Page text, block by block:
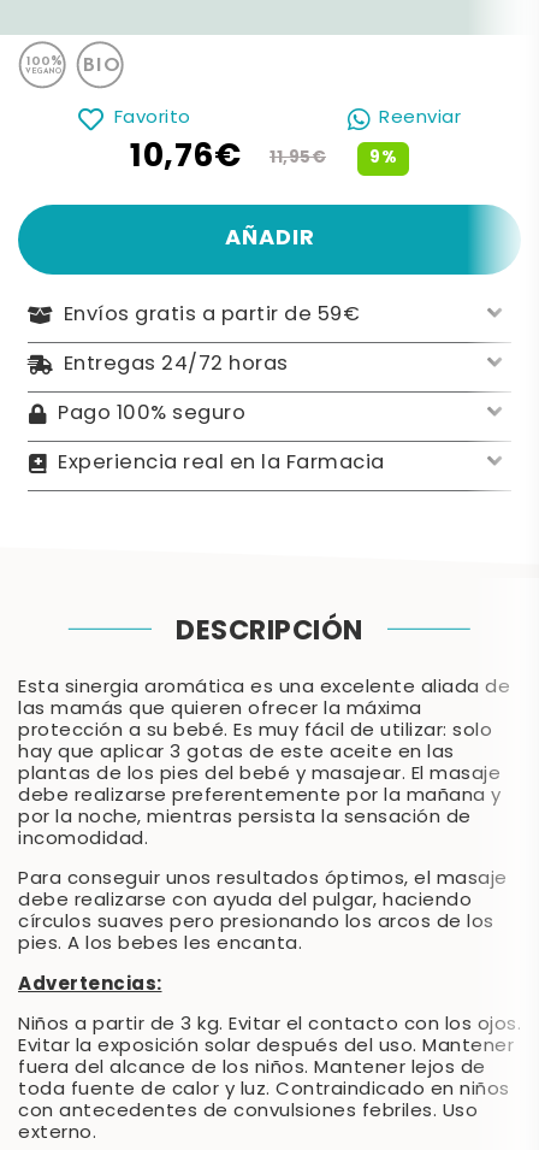
Favorito Reenviar
9%
10,76€ 11,95€
AÑADIR
Envíos gratis a partir de 59€
Entregas 24/72 horas
Pago 100% seguro
Experiencia real en la Farmacia
DESCRIPCIÓN
Esta sinergia aromática es una excelente aliada de
las mamás que quieren ofrecer la máxima
protección a su bebé. Es muy fácil de utilizar: solo
hay que aplicar 3 gotas de este aceite en las
plantas de los pies del bebé y masajear. El masaje
debe realizarse preferentemente por la mañana y
por la noche, mientras persista la sensación de
incomodidad.
Para conseguir unos resultados óptimos, el masaje
debe realizarse con ayuda del pulgar, haciendo
círculos suaves pero presionando los arcos de los
pies. A los bebes les encanta.
Advertencias:
Niños a partir de 3 kg. Evitar el contacto con los ojos.
Evitar la exposición solar después del uso. Mantener
fuera del alcance de los niños. Mantener lejos de
toda fuente de calor y luz. Contraindicado en niños
con antecedentes de convulsiones febriles. Uso
externo.